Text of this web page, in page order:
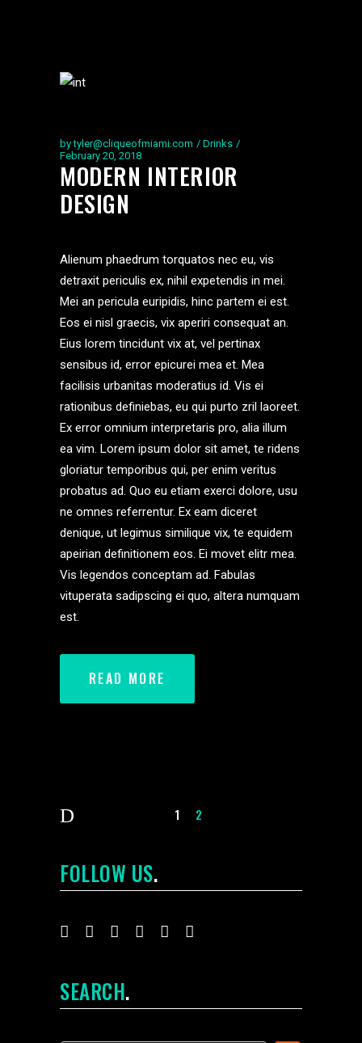
bytyler@cliqueofmiami.com
Drinks
February 20, 2018
MODERN INTERIOR
DESIGN
Alienum phaedrum torquatos nec eu, vis
detraxit periculis ex, nihil expetendis in mei.
Mei an pericula euripidis, hinc partem ei est.
Eos ei nisl graecis, vix aperiri consequat an.
Eius lorem tincidunt vix at, vel pertinax
sensibus id, error epicurei mea et. Mea
facilisis urbanitas moderatius id. Vis ei
rationibus definiebas, eu qui purto zril laoreet.
Ex error omnium interpretaris pro, alia illum
ea vim. Lorem ipsum dolor sit amet, te ridens
gloriatur temporibus qui, per enim veritus
probatus ad. Quo eu etiam exerci dolore, usu
ne omnes referrentur. Ex eam diceret
denique, ut legimus similique vix, te equidem
apeirian definitionem eos. Ei movet elitr mea.
Vis legendos conceptam ad. Fabulas
vituperata sadipscing ei quo, altera numquam
est.
READ MORE
1 2
FOLLOW US
SEARCH